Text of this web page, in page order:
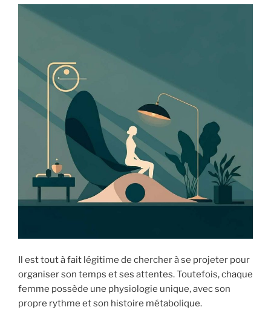
Il est tout à fait légitime de chercher à se projeter pour
organiser son temps et ses attentes. Toutefois, chaque
femme possède une physiologie unique, avec son
propre rythme et son histoire métabolique.